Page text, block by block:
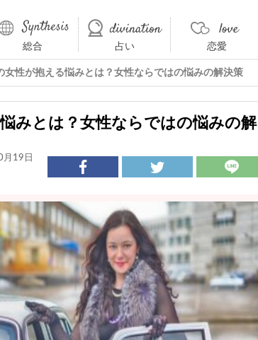
総合 占い 恋愛
女性が抱える悩みとは？女性ならではの悩みの解決策
みとは？女性ならではの悩みの解
19日